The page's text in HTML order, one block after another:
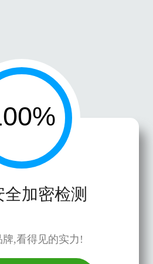
全加密检测
牌,看得见的实力!